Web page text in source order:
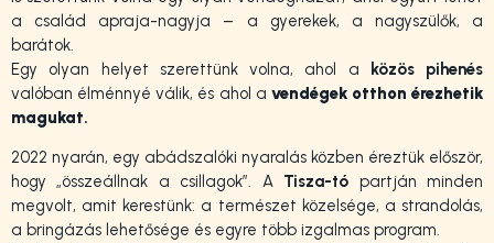
a család apraja-nagyja – a gyerekek, a nagyszülők, a
barátok.
Egy olyan helyet szerettünk volna, ahol a
közös pihenés
valóban élménnyé válik, és ahol a vendégek otthon érezhetik
magukat.
2022 nyarán, egy abádszalóki nyaralás közben éreztük először,
hogy „összeállnak a csillagok”. A Tisza-tó partján minden
megvolt, amit kerestünk: a természet közelsége, a strandolás,
a bringázás lehetősége és egyre több izgalmas program.